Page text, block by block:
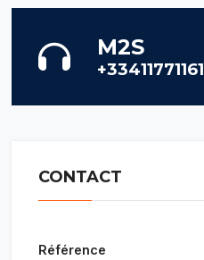
M2S
+33411771161
CONTACT
Référence